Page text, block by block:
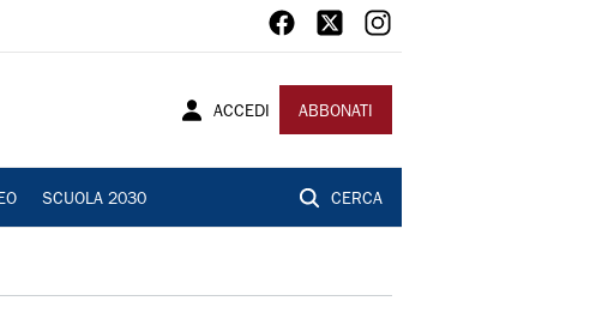
ACCEDI ABBONATI
SCUOLA 2030 CERCA